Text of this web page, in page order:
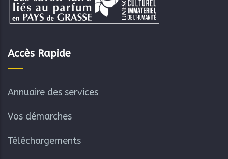
Accès Rapide
Annuaire des services
Vos démarches
Téléchargements